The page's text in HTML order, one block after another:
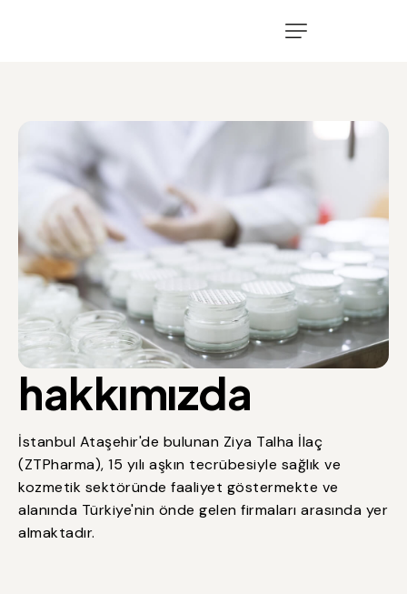
hakkımızda
İstanbul Ataşehir'de bulunan Ziya Talha İlaç
(ZTPharma), 15 yılı aşkın tecrübesiyle sağlık ve
kozmetik sektöründe faaliyet göstermekte ve
alanında Türkiye'nin önde gelen firmaları arasında yer
almaktadır.